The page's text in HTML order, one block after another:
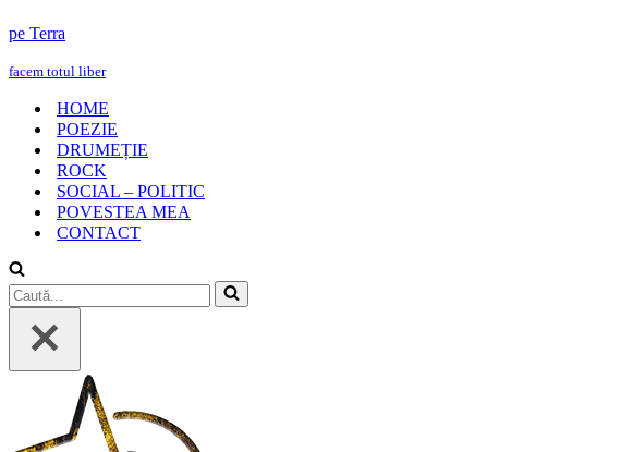
pe Terra
facem totul liber
HOME
POEZIE
DRUMEȚIE
ROCK
SOCIAL – POLITIC
POVESTEA MEA
CONTACT
Caută...